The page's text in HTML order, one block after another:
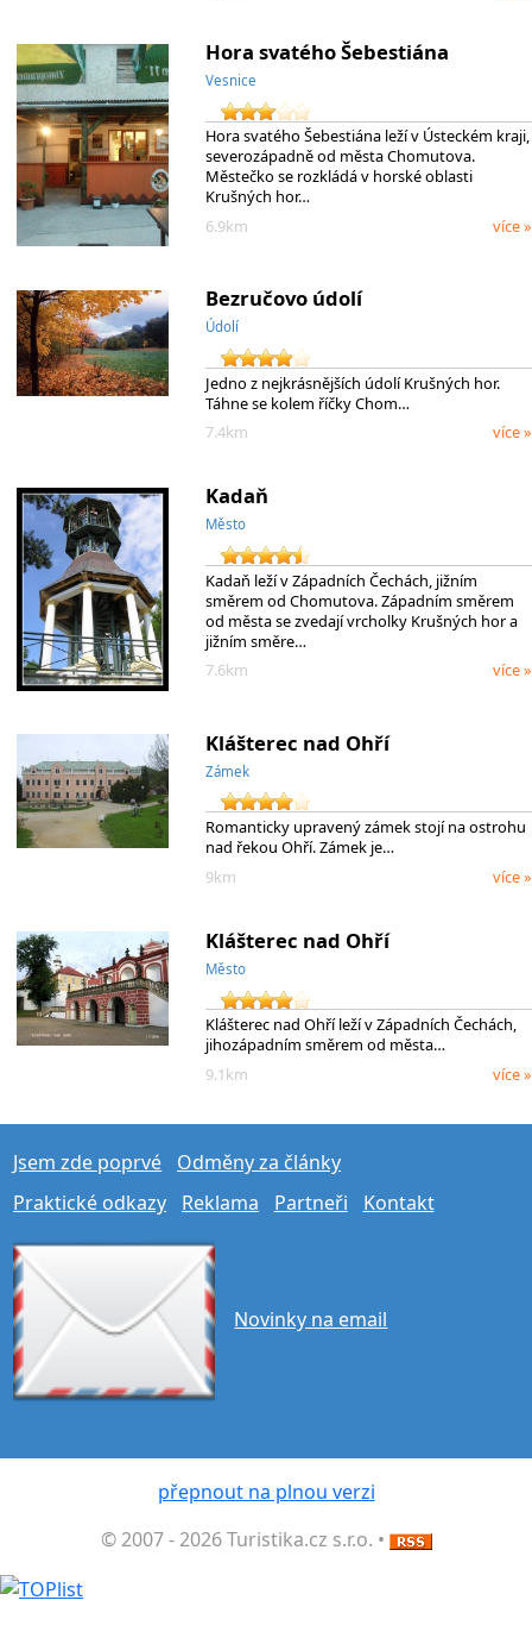
Hora svatého Šebestiána
Vesnice
Hora svatého Šebestiána leží v Ústeckém kraji,
severozápadně od města Chomutova.
Městečko se rozkládá v horské oblasti
Krušných hor…
6.9km
více »
Bezručovo údolí
Údolí
Jedno z nejkrásnějších údolí Krušných hor.
Táhne se kolem říčky Chom…
7.4km
více »
Kadaň
Město
Kadaň leží v Západních Čechách, jižním
směrem od Chomutova. Západním směrem
od města se zvedají vrcholky Krušných hor a
jižním směre…
7.6km
více »
Klášterec nad Ohří
Zámek
Romanticky upravený zámek stojí na ostrohu
nad řekou Ohří. Zámek je…
9km
více »
Klášterec nad Ohří
Město
Klášterec nad Ohří leží v Západních Čechách,
jihozápadním směrem od města…
9.1km
více »
Jsem zde poprvé
Odměny za články
Praktické odkazy
Reklama Partneři Kontakt
Novinky na email
přepnout na plnou verzi
© 2007 - 2026 Turistika.cz s.r.o. •